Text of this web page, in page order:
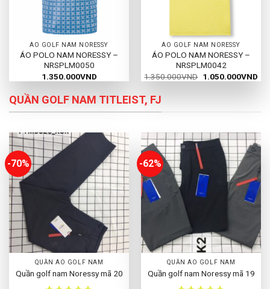
ÁO GOLF NAM NORESSY
ÁO POLO NAM NORESSY –
NRSPLM0050
1.350.000VND
ÁO GOLF NAM NORESSY
ÁO POLO NAM NORESSY –
NRSPLM0042
1.350.000VND Giá
gốc
1.050.000VNDGiá
QUẦN GOLF NAM TITLEIST, FJ
-70%
QUẦN ÁO GOLF NAM
Quần golf nam Noressy mã 20
-62%
QUẦN ÁO GOLF NAM
Quần golf nam Noressy mã 19